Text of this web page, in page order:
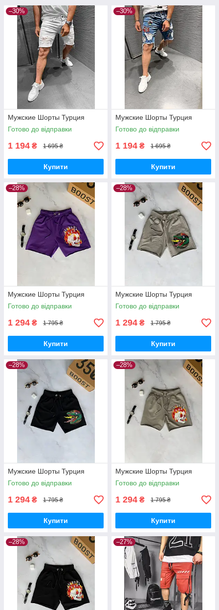
–30%
Мужские Шорты Турция
Готово до відправки
1 194 ₴ 1 695 ₴
Купити
–30%
Мужские Шорты Турция
Готово до відправки
1 194 ₴ 1 695 ₴
Купити
–28%
Мужские Шорты Турция
Готово до відправки
1 294 ₴ 1 795 ₴
Купити
–28%
Мужские Шорты Турция
Готово до відправки
1 294 ₴ 1 795 ₴
Купити
–28%
Мужские Шорты Турция
Готово до відправки
1 294 ₴ 1 795 ₴
Купити
–28%
Мужские Шорты Турция
Готово до відправки
1 294 ₴ 1 795 ₴
Купити
–28% –27%